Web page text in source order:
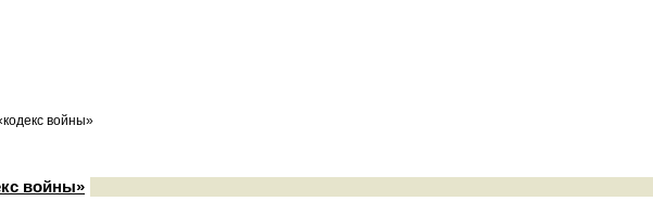
войны»
войны»